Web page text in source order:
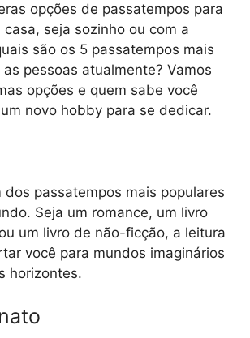
opções de passatempos para
seja sozinho ou com a
são os 5 passatempos mais
pessoas atualmente? Vamos
opções e quem sabe você
novo hobby para se dedicar.
dos passatempos mais populares
Seja um romance, um livro
um livro de não-ficção, a leitura
você para mundos imaginários
horizontes.